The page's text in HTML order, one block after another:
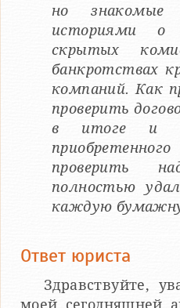
но знакомые
историями о
скрытых
банкротствах
компаний. Как
проверить
в итоге и
проверить
полностью
каждую
Ответ юриста
Здравствуйте,
моей сегодняшней